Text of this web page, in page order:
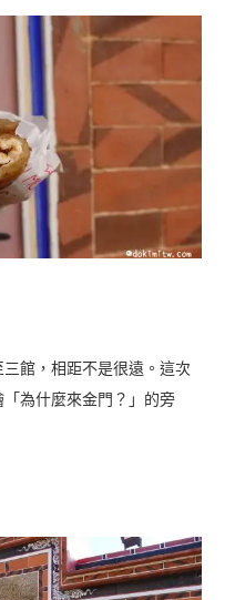
館，相距不是很遠。這次
為什麼來金門？」的旁